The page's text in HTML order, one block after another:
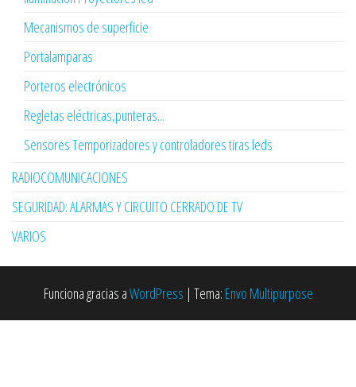
Mecanismos de superficie
Portalamparas
Porteros electrónicos
Regletas eléctricas,punteras...
Sensores Temporizadores y controladores tiras leds
RADIOCOMUNICACIONES
SEGURIDAD: ALARMAS Y CIRCUITO CERRADO DE TV
VARIOS
Funciona gracias aWordPress | Tema: Envo Multipurpose